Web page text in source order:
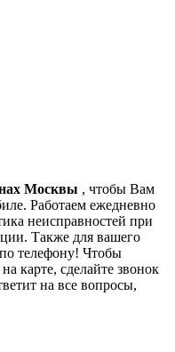
Москвы , чтобы Вам
Работаем ежедневно
неисправностей при
Также для вашего
по телефону! Чтобы
карте, сделайте звонок
на все вопросы,